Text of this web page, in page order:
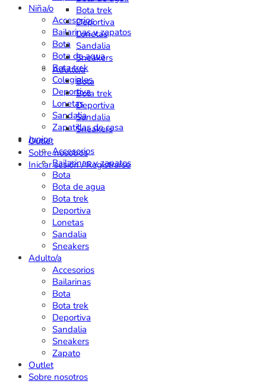
Niña/o
Accesorios
Bailarinas y zapatos
Bota
Bota de agua
Bota trek
Colegiales
Deportiva
Lonetas
Sandalia
Zapatillas de casa
Junior
Accesorios
Bailarinas y zapatos
Bota
Bota de agua
Bota trek
Deportiva
Lonetas
Sandalia
Sneakers
Adulto/a
Accesorios
Bailarinas
Bota
Bota trek
Deportiva
Sandalia
Sneakers
Zapato
Outlet
Sobre nosotros
Bota trek
Deportiva
Lonetas
Sandalia
Sneakers
Adulto/a
Bota
Bota trek
Deportiva
Sandalia
Sneakers
Outlet
Sobre nosotros
Iniciar sesión / Registrarse